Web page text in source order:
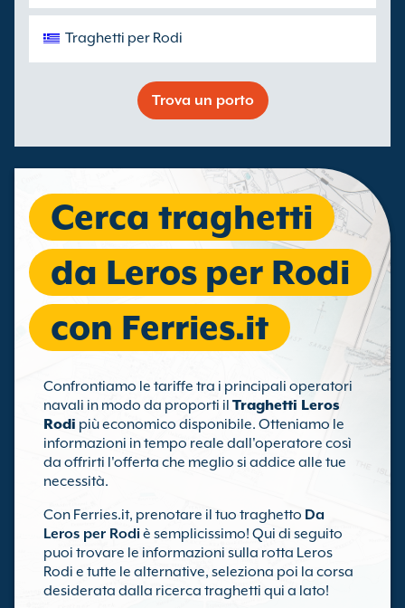
Traghetti per Rodi
Trova un porto
Cerca traghetti
da Leros per Rodi
con Ferries.it
Confrontiamo le tariffe tra i principali operatori
navali in modo da proporti il Traghetti Leros
Rodi più economico disponibile. Otteniamo le
informazioni in tempo reale dall'operatore così
da offrirti l'offerta che meglio si addice alle tue
necessità.
Con Ferries.it, prenotare il tuo traghetto Da
Leros per Rodiè semplicissimo! Qui di seguito
puoi trovare le informazioni sulla rotta Leros
Rodi e tutte le alternative, seleziona poi la corsa
desiderata dalla ricerca traghetti qui a lato!